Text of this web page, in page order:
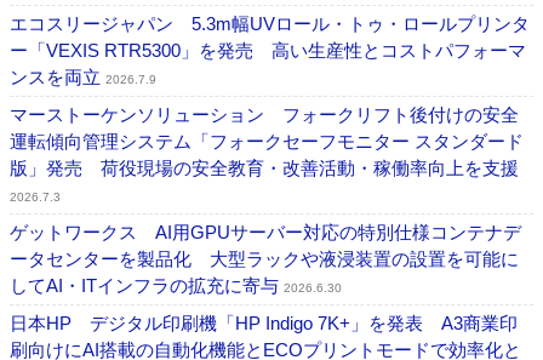
エコスリージャパン 5.3m幅UVロール・トゥ・ロールプリンタ
ー「VEXIS RTR5300」を発売 高い生産性とコストパフォーマ
ンスを両立 2026.7.9
マーストーケンソリューション フォークリフト後付けの安全
運転傾向管理システム「フォークセーフモニター スタンダード
版」発売 荷役現場の安全教育・改善活動・稼働率向上を支援
2026.7.3
ゲットワークス AI用GPUサーバー対応の特別仕様コンテナデ
ータセンターを製品化 大型ラックや液浸装置の設置を可能に
してAI・ITインフラの拡充に寄与 2026.6.30
日本HP デジタル印刷機「HP Indigo 7K+」を発表 A3商業印
刷向けにAI搭載の自動化機能とECOプリントモードで効率化と